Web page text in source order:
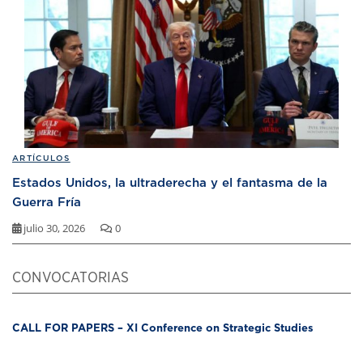
ARTÍCULOS
Estados Unidos, la ultraderecha y el fantasma de la
Guerra Fría
julio 30, 2026 0
CONVOCATORIAS
CALL FOR PAPERS – XI Conference on Strategic Studies